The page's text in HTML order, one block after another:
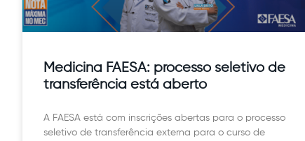
Medicina FAESA: processo seletivo de
transferência está aberto
A FAESA está com inscrições abertas para o processo
seletivo de transferência externa para o curso de